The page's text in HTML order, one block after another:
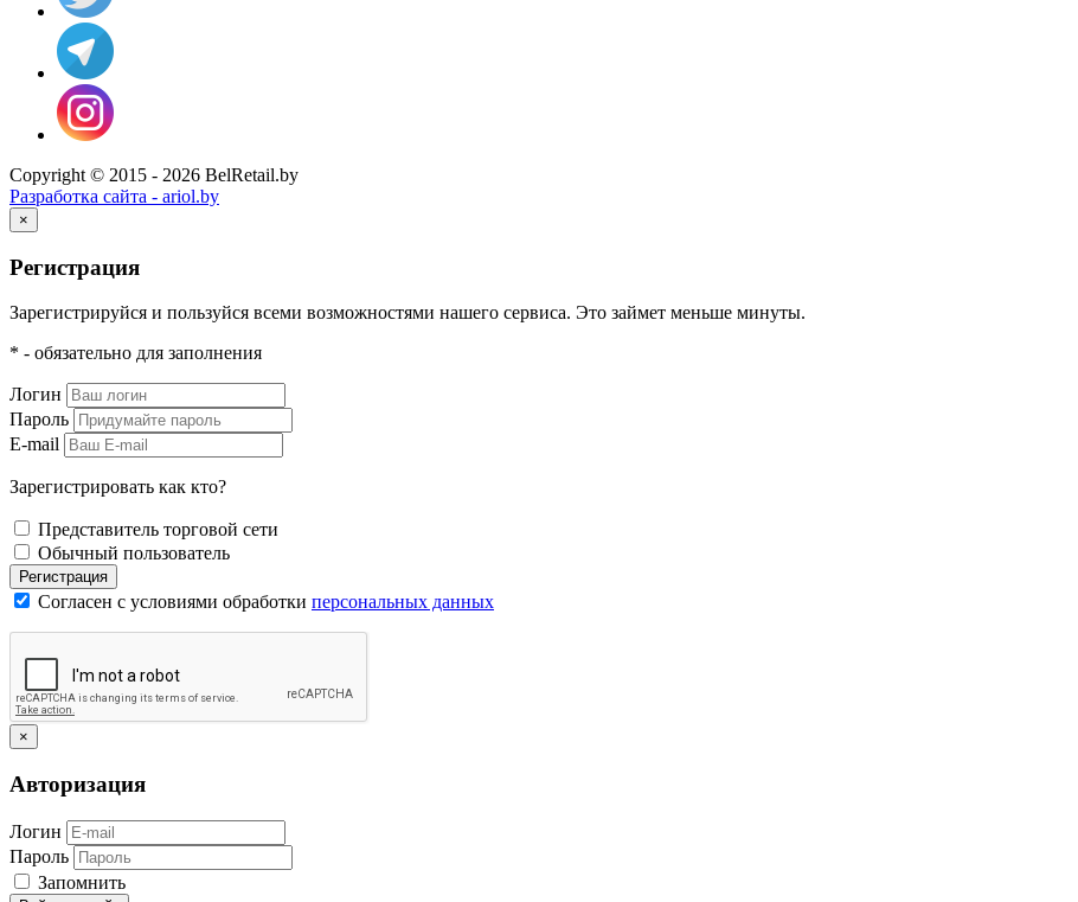
Copyright © 2015 - 2026 BelRetail.by
Разработка сайта - ariol.by
×
Регистрация
Зарегистрируйся и пользуйся всеми возможностями нашего сервиса. Это займет меньше минуты.
* - обязательно для заполнения
Логин
Пароль
E-mail
Зарегистрировать как кто?
Представитель торговой сети
Обычный пользователь
Регистрация
Согласен с условиями обработки персональных данных
×
Авторизация
Логин
Пароль
Запомнить